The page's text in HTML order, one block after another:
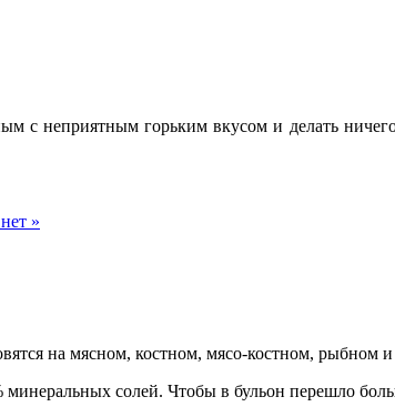
с неприятным горьким вкусом и делать
»
на мясном, костном, мясо-костном, рыбном
солей. Чтобы в бульон перешло